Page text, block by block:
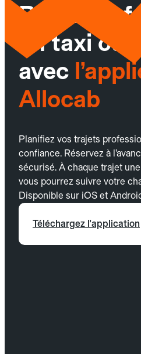
Réservez
un taxi ou
avec
Allocab
Planifiez vos trajets
confiance. Réservez à
sécurisé. À chaque trajet
vous pourrez suivre votre
Disponible sur iOS et
Téléchargez l'application